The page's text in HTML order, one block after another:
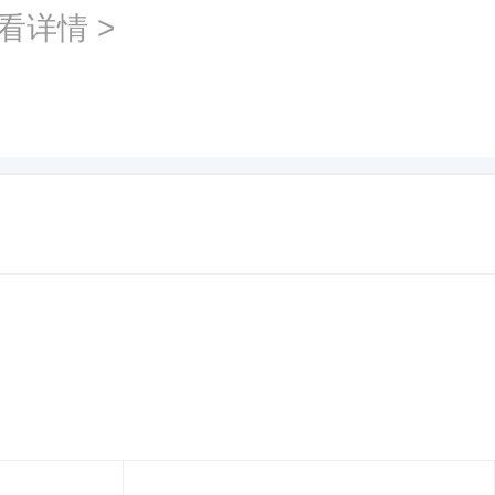
详情 >